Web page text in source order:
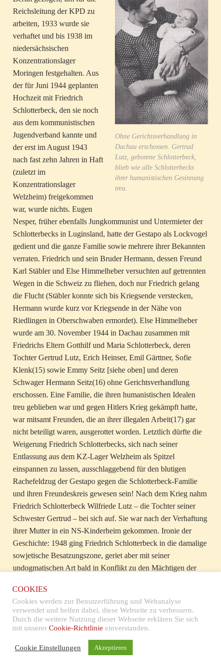
Ohne Gerichtsverhandlung in
Dachau erschossen. Gertrud
Lutz, geborene Schlotterbeck,
blieb wie alle Schlotterbecks
ihrer humanistischen Gesinnung
treu.
Reichsleitung der KPD zu
arbeiten, 1933 wurde sie
verhaftet und bis 1938 im
niedersächsischen
Konzentrationslager
Moringen festgehalten. Aus
der für Juni 1944 geplanten
Hochzeit mit Friedrich
Schlotterbeck, den sie noch
aus dem kommunistischen
Jugendverband kannte und
der erst im August 1943
nach fast zehn Jahren in Haft
(zuletzt im
Konzentrationslager
Welzheim) freigekommen
war, wurde nichts. Eugen
Nesper, früher ebenfalls Jungkommunist und Untermieter der
Schlotterbecks in Luginsland, hatte der Gestapo als Lockvogel
gedient und die ganze Familie sowie mehrere ihrer Bekannten
verraten. Friedrich und sein Bruder Hermann, dessen Freund
Karl Stäbler und Else Himmelheber versuchten auf getrennten
Wegen in die Schweiz zu fliehen, doch nur Friedrich gelang
die Flucht (Stäbler konnte sich bis Kriegsende verstecken,
Hermann wurde kurz vor Kriegsende in der Nähe von
Riedlingen in Oberschwaben ermordet). Else Himmelheber
wurde am 30. November 1944 in Dachau zusammen mit
Friedrichs Eltern Gotthilf und Maria Schlotterbeck, deren
Tochter Gertrud Lutz, Erich Heinser, Emil Gärttner, Sofie
Klenk(15) sowie Emmy Seitz [siehe oben] und deren
Schwager Hermann Seitz(16) ohne Gerichtsverhandlung
erschossen. Eine Familie, die ihren humanistischen Idealen
treu geblieben war und gegen Hitlers Krieg gekämpft hatte,
war mitsamt Freunden, die an ihrer illegalen Arbeit(17) gar
nicht beteiligt waren, ausgerottet worden. Letztlich dürfte die
Weigerung Friedrich Schlotterbecks, sich nach seiner
Entlassung aus dem KZ-Lager Welzheim als Spitzel
einspannen zu lassen, ausschlaggebend für den blutigen
Rachefeldzug der Gestapo gegen die Schlotterbeck-Familie
und ihren Freundeskreis gewesen sein! Nach dem Krieg nahm
Friedrich Schlotterbeck Wilfriede Lutz – die Tochter seiner
Schwester Gertrud – bei sich auf. Sie war nach der Verhaftung
ihrer Mutter in ein NS-Kinderheim gekommen. Ironie der
Geschichte: 1948 ging Friedrich Schlotterbeck in die damalige
sowjetische Besatzungszone, geriet aber mit seiner
undogmatischen Art bald in Konflikt zu den Mächtigen der
erneut drei Jahre ins Gefängnis. Wilfriede kam nun in ein
DDR-Kinderheim. Friedrich Schlotterbeck wurde später
rehabilitiert und starb im April 1979 in Berlin, die Grabrede
hielt die Schriftstellerin Christa Wolf.
In der Adlerstraße 27 unterhielt der Schuhmacher Friedrich
COOKIES
Cookies werden zur Benutzerführung und Webanalyse
verwendet und helfen dabei, diese Webseite zu verbessern.
Durch die weitere Nutzung dieser Webseite erklären Sie sich
mit unserer Cookie-Richtlinie einverstanden.
Cookie Einstellungen Akzeptieren